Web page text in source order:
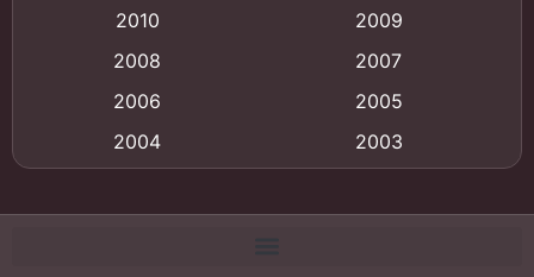
Big tits (นมใหญ่)
Bitch (ผู้หญิงร่าน)
2010
2009
2008
2007
2006
2005
2004
2003
2000
1999